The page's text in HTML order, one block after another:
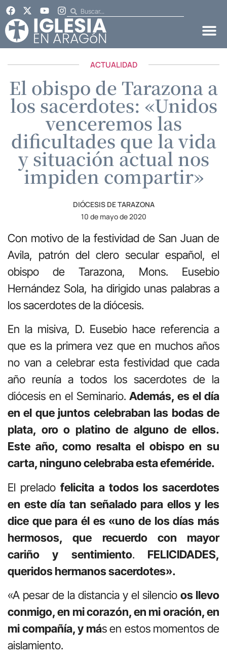
ACTUALIDAD
El obispo de Tarazona a
los sacerdotes: «Unidos
venceremos las
dificultades que la vida
y situación actual nos
impiden compartir»
DIÓCESIS DE TARAZONA
10 de mayo de 2020
Con motivo de la festividad de San Juan de
Avila, patrón del clero secular español, el
obispo de Tarazona, Mons. Eusebio
Hernández Sola, ha dirigido unas palabras a
los sacerdotes de la diócesis.
En la misiva, D. Eusebio hace referencia a
que es la primera vez que en muchos años
no van a celebrar esta festividad que cada
año reunía a todos los sacerdotes de la
diócesis en el Seminario.Además, es el día
en el que juntos celebraban las bodas de
plata, oro o platino de alguno de ellos.
Este año, como resalta el obispo en su
carta, ninguno celebraba esta efeméride.
El preladofelicita a todos los sacerdotes
en este día tan señalado para ellos y les
dice que para él es «uno de los días más
hermosos, que recuerdo con mayor
cariño y sentimiento. FELICIDADES,
queridos hermanos sacerdotes».
«A pesar de la distancia y el silencio os llevo
conmigo, en mi corazón, en mi oración, en
mi compañía, y más en estos momentos de
aislamiento.